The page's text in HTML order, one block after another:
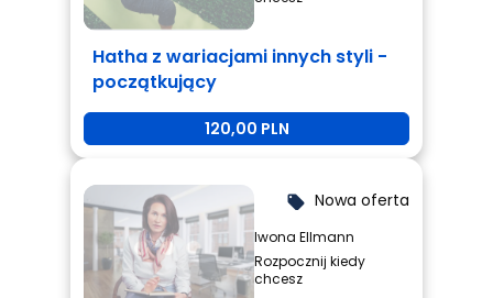
Hatha z wariacjami innych styli -
początkujący
120,00 PLN
local_offer Nowa oferta
Iwona Ellmann
Rozpocznij kiedy
chcesz